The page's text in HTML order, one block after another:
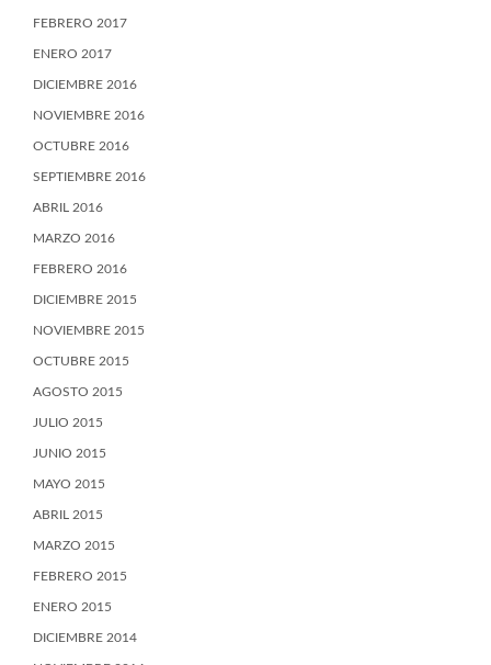
FEBRERO 2017
ENERO 2017
DICIEMBRE 2016
NOVIEMBRE 2016
OCTUBRE 2016
SEPTIEMBRE 2016
ABRIL 2016
MARZO 2016
FEBRERO 2016
DICIEMBRE 2015
NOVIEMBRE 2015
OCTUBRE 2015
AGOSTO 2015
JULIO 2015
JUNIO 2015
MAYO 2015
ABRIL 2015
MARZO 2015
FEBRERO 2015
ENERO 2015
DICIEMBRE 2014